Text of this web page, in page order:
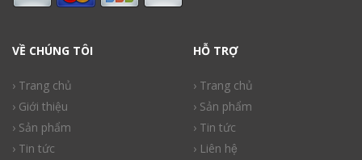
VỀ CHÚNG TÔI
› Trang chủ
› Giới thiệu
› Sản phẩm
› Tin tức
HỖ TRỢ
› Trang chủ
› Sản phẩm
› Tin tức
› Liên hệ